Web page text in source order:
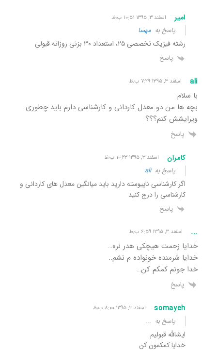
امیر اسفند ۳, ۱۳۹۵ ۱۰:۵۱ ب٫ظ
پاسخ به مهسا
رشته فیزیک تخصصی ۲۵، استعداد ۳۰ بزنی روزانه قبولی
پاسخ
ali اسفند ۳, ۱۳۹۵ ۷:۲۹ ب٫ظ
با سلام
بچه ها من دو معدل کاردانی و کارشناسی دارم باید چطوری
ویرایشش کنم؟؟؟
پاسخ
کامران اسفند ۳, ۱۳۹۵ ۱۰:۲۳ ب٫ظ
پاسخ بهali
اگر کارشناسی ناپیوسته دارید باید میانگین معدل های کاردانی و
کارشناسی را درج کنید
پاسخ
... اسفند ۳, ۱۳۹۵ ۶:۵۹ ب٫ظ
خدایا زحمت هیچکی هدر نره…
خدایا شرمنده خونواده م نشم..
خدا جونم کمکم کن…
پاسخ
somayeh اسفند ۳, ۱۳۹۵ ۸:۰۰ ب٫ظ
پاسخ به ...
ایشالله قبولیم
خدایا کمکمون کن